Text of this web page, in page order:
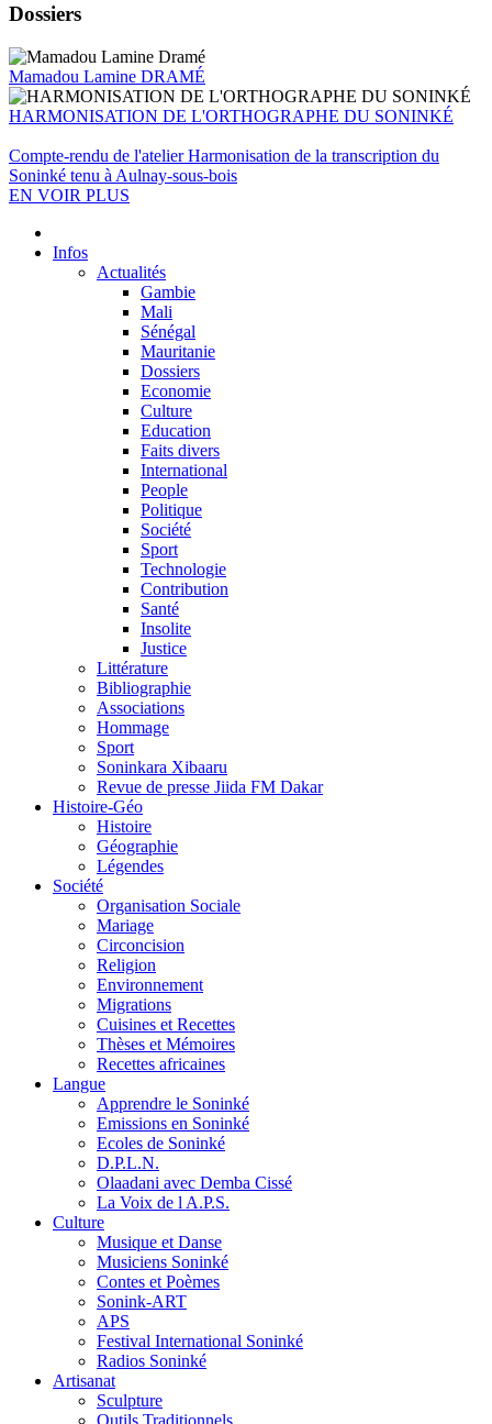
Dossiers
Mamadou Lamine DRAMÉ
HARMONISATION DE L'ORTHOGRAPHE DU SONINKÉ
Compte-rendu de l'atelier Harmonisation de la transcription du
Soninké tenu à Aulnay-sous-bois
EN VOIR PLUS
Infos
Actualités
Gambie
Mali
Sénégal
Mauritanie
Dossiers
Economie
Culture
Education
Faits divers
International
People
Politique
Société
Sport
Technologie
Contribution
Santé
Insolite
Justice
Littérature
Bibliographie
Associations
Hommage
Sport
Soninkara Xibaaru
Revue de presse Jiida FM Dakar
Histoire-Géo
Histoire
Géographie
Légendes
Société
Organisation Sociale
Mariage
Circoncision
Religion
Environnement
Migrations
Cuisines et Recettes
Thèses et Mémoires
Recettes africaines
Langue
Apprendre le Soninké
Emissions en Soninké
Ecoles de Soninké
D.P.L.N.
Olaadani avec Demba Cissé
La Voix de l A.P.S.
Culture
Musique et Danse
Musiciens Soninké
Contes et Poèmes
Sonink-ART
APS
Festival International Soninké
Radios Soninké
Artisanat
Sculpture
Outils Traditionnels